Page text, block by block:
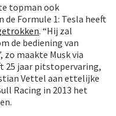
topman ook
Formule 1: Tesla heeft
. “Hij zal
de bediening van
maakte Musk via
25 jaar pitstopervaring,
Vettel aan ettelijke
Racing in 2013 het